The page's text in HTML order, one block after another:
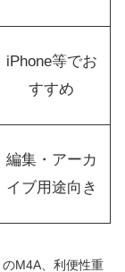
iPhone等でお
すすめ
編集・アーカ
イブ用途向き
M4A、利便性重